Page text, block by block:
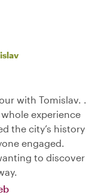
with Tomislav. .
experience
the city’s history
engaged.
to discover